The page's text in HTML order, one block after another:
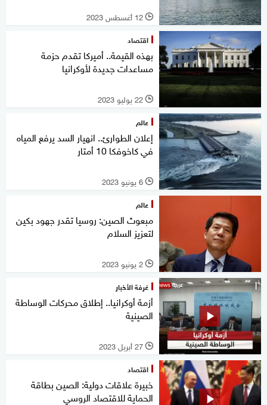
l 12 أغسطس 2023
اقتصاد
بهذه القيمة.. أميركا تقدم حزمة
مساعدات جديدة لأوكرانيا
l 22 يوليو 2023
عالم
إعلان الطوارئ.. انهيار السد يرفع المياه
في كاخوفكا 10 أمتار
l 6 يونيو 2023
عالم
مبعوث الصين: روسيا تقدر جهود بكين
لتعزيز السلام
l 2 يونيو 2023
غرفة الأخبار
أزمة أوكرانيا.. إطلاق محركات الوساطة
الصينية
l 27 أبريل 2023
اقتصاد
خبيرة علاقات دولية: الصين بطاقة
الحماية للاقتصاد الروسي